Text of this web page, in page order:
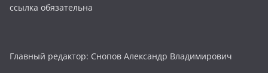
ссылка обязательна
Главный редактор: Снопов Александр Владимирович